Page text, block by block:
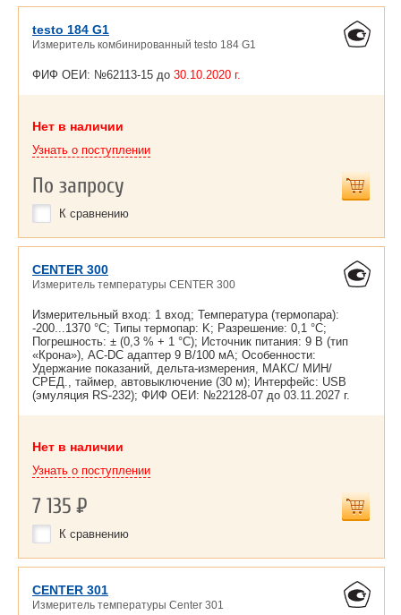
testo 184 G1
Измеритель комбинированный testo 184 G1
ФИФ ОЕИ: №62113-15 до 30.10.2020 г.
Нет в наличии
Узнать о поступлении
По запросу
К сравнению
CENTER 300
Измеритель температуры CENTER 300
Измерительный вход: 1 вход; Температура (термопара):
-200...1370 °С; Типы термопар: K; Разрешение: 0,1 °С;
Погрешность: ± (0,3 % + 1 °С); Источник питания: 9 В (тип
«Крона»), AC-DC адаптер 9 В/100 мА; Особенности:
Удержание показаний, дельта-измерения, МАКС/ МИН/
СРЕД., таймер, автовыключение (30 м); Интерфейс: USB
(эмуляция RS-232); ФИФ ОЕИ: №22128-07 до 03.11.2027 г.
Нет в наличии
Узнать о поступлении
7 135Р
К сравнению
CENTER 301
Измеритель температуры Center 301